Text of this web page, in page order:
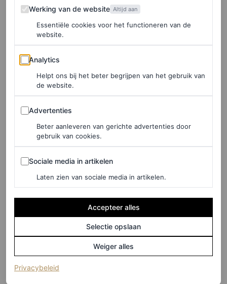
opgeleid en gehoord.
Werking van de website
Werking van de website Altijd aan
Essentiële cookies voor het functioneren van de
website.
Analytics
Analytics
Helpt ons bij het beter begrijpen van het gebruik van
de website.
Advertenties
Advertenties
Beter aanleveren van gerichte advertenties door
gebruik van cookies.
Sociale media in artikelen
Sociale media in artikelen
Laten zien van sociale media in artikelen.
Accepteer alles
Selectie opslaan
Weiger alles
Privacybeleid